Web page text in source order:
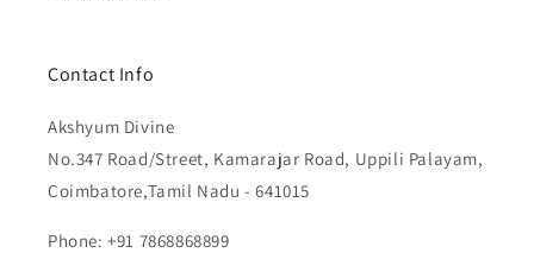
Contact Info
Akshyum Divine
No.347 Road/Street, Kamarajar Road, Uppili Palayam,
Coimbatore,Tamil Nadu - 641015
Phone: +91 7868868899